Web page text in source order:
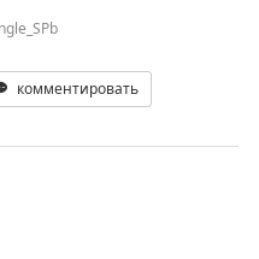
комментировать